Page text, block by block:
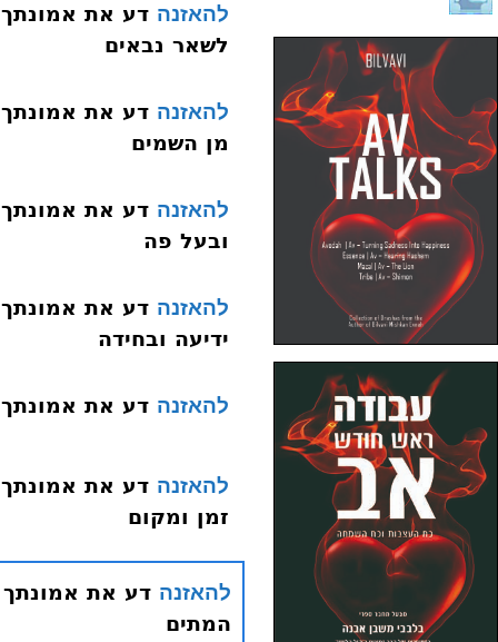
להאזנה
לשאר נבאים
להאזנה
מן השמים
להאזנה
ובעל פה
להאזנה
ידיעה ובחידה
להאזנה דע את אמונתך 013 היסוד האחד עשר שכר ועונש
להאזנה
זמן ומקום
להאזנה
המתים